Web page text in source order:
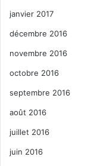
janvier 2017
décembre 2016
novembre 2016
octobre 2016
septembre 2016
août 2016
juillet 2016
juin 2016